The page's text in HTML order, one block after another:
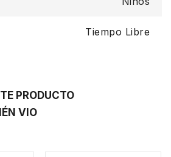
Tiempo Libre
PRODUCTO
VIO